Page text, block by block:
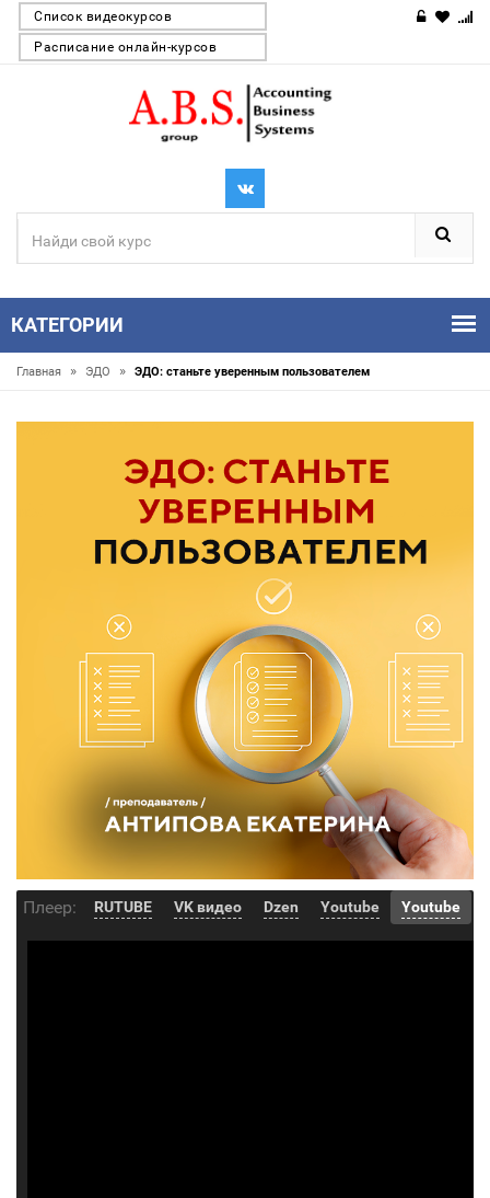
Список видеокурсов
Расписание онлайн-курсов
КАТЕГОРИИ
Главная » ЭДО » ЭДО: станьте уверенным пользователем
Плеер: RUTUBE VK видео Dzen Youtube Youtube